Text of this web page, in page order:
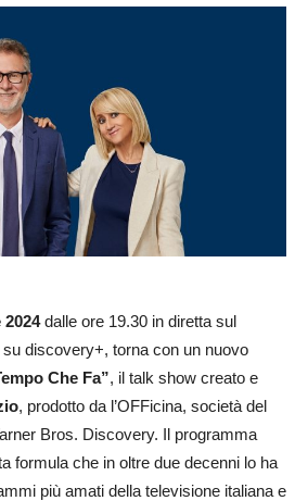
dalle ore 19.30 in diretta sul
discovery+, torna con un nuovo
Che Fa”, il talk show creato e
, prodotto da l’OFFicina, società del
Bros. Discovery. Il programma
formula che in oltre due decenni lo ha
più amati della televisione italiana e